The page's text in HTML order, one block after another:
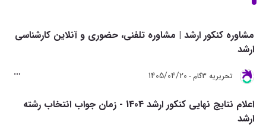
مشاوره کنکور ارشد | مشاوره تلفنی، حضوری و آنلاین کارشناسی
ارشد
تحريريه 3گام 1405/04/20
اعلام نتایج نهایی کنکور ارشد 1404 - زمان جواب انتخاب رشته
ارشد